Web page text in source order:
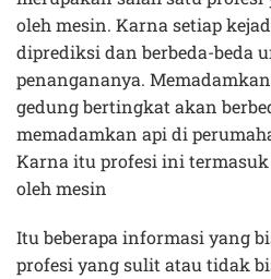
oleh mesin. Karna setiap
diprediksi dan berbeda-beda
penangananya.
gedung bertingkat akan
memadamkan api di
Karna itu profesi ini termasuk
oleh mesin
Itu beberapa informasi yang
profesi yang sulit atau tidak